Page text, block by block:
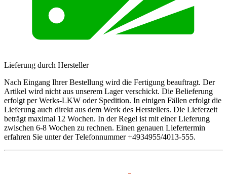
Lieferung durch Hersteller
Nach Eingang Ihrer Bestellung wird die Fertigung beauftragt. Der
Artikel wird nicht aus unserem Lager verschickt. Die Belieferung
erfolgt per Werks-LKW oder Spedition. In einigen Fällen erfolgt die
Lieferung auch direkt aus dem Werk des Herstellers. Die Lieferzeit
beträgt maximal 12 Wochen. In der Regel ist mit einer Lieferung
zwischen 6-8 Wochen zu rechnen. Einen genauen Liefertermin
erfahren Sie unter der Telefonnummer +4934955/4013-555.